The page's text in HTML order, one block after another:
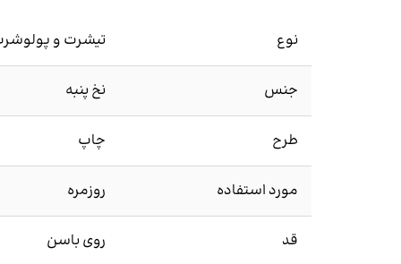
نوع تیشرت و
جنس نخ پنبه
طرح چاپ
مورد استفاده روزمره
قد روی باسن